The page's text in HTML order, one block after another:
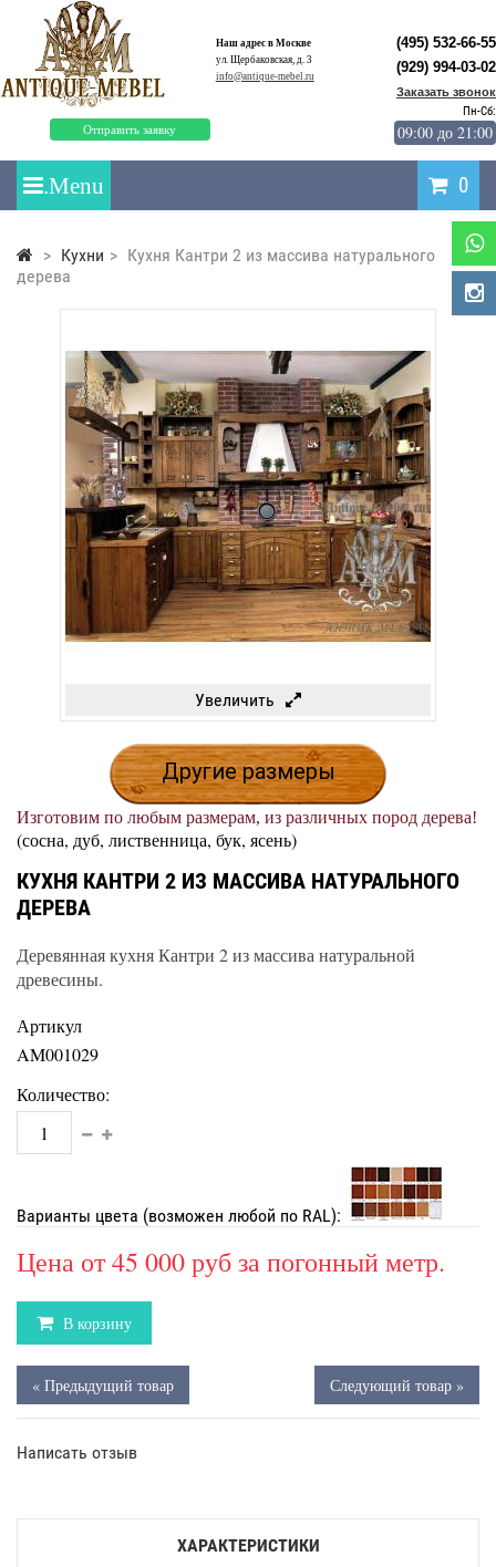
Наш адрес в Москве
ул. Щербаковская, д. 3
info@antique-mebel.ru
Отправить заявку
(495) 532-66-55
(929) 994-03-02
Заказать звонок
Пн-Сб:
09:00 до 21:00
0
> Кухни > Кухня Кантри 2 из массива натурального
дерева
Увеличить
Другие размеры
Изготовим по любым размерам, из различных пород дерева!
(сосна, дуб, лиственница, бук, ясень)
КУХНЯ КАНТРИ 2 ИЗ МАССИВА НАТУРАЛЬНОГО
ДЕРЕВА
Деревянная кухня Кантри 2 из массива натуральной
древесины.
Артикул
AM001029
Количество:
Варианты цвета (возможен любой по RAL):
Цена от45 000 рубза погонный метр.
В корзину
« Предыдущий товар Следующий товар »
Написать отзыв
ХАРАКТЕРИСТИКИ